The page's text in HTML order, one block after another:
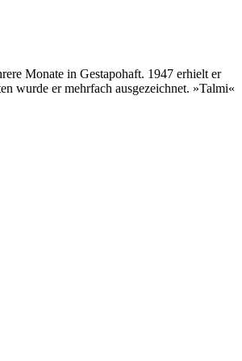
Monate in Gestapohaft. 1947 erhielt er
wurde er mehrfach ausgezeichnet. »Talmi«